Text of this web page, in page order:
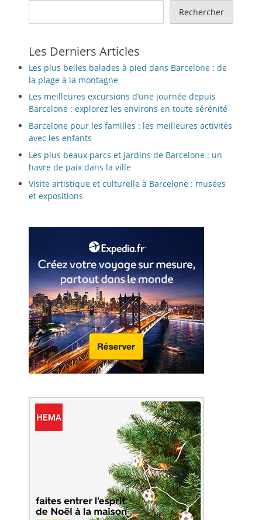
Rechercher
Les Derniers Articles
Les plus belles balades à pied dans Barcelone : de
la plage à la montagne
Les meilleures excursions d’une journée depuis
Barcelone : explorez les environs en toute sérénité
Barcelone pour les familles : les meilleures activités
avec les enfants
Les plus beaux parcs et jardins de Barcelone : un
havre de paix dans la ville
Visite artistique et culturelle à Barcelone : musées
et expositions